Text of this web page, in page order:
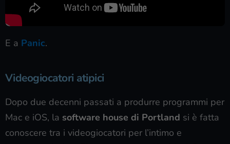
E a Panic.
Videogiocatori atipici
Dopo due decenni passati a produrre programmi per
Mac e iOS, la software house di Portland si è fatta
conoscere tra i videogiocatori per l’intimo e